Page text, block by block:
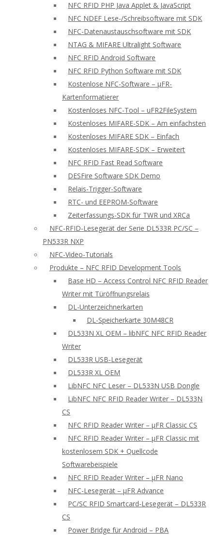
NFC RFID PHP Java Applet & JavaScript
NFC NDEF Lese-/Schreibsoftware mit SDK
NFC-Datenaustauschsoftware mit SDK
NTAG & MIFARE Ultralight Software
NFC RFID Android Software
NFC RFID Python Software mit SDK
Kostenlose NFC-Software – μFR-
Kartenformatierer
Kostenloses NFC-Tool – uFR2FileSystem
Kostenloses MIFARE-SDK – Am einfachsten
Kostenloses MIFARE SDK – Einfach
Kostenloses MIFARE-SDK – Erweitert
NFC RFID Fast Read Software
DESFire Software SDK Demo
Relais-Trigger-Software
RTC- und EEPROM-Software
Zeiterfassungs-SDK für TWR und XRCa
NFC-RFID-Lesegerät der Serie DL533R PC/SC –
PN533R NXP
NFC-Video-Tutorials
Produkte – NFC RFID Development Tools
Base HD – Access Control NFC RFID Reader
Writer mit Türöffnungsrelais
DL-Unterzeichnerkarten
DL-Speicherkarte 30M48CR
DL533N XL OEM – libNFC NFC RFID Reader
Writer
DL533R USB-Lesegerät
DL533R XL OEM
LibNFC NFC Leser – DL533N USB Dongle
LibNFC NFC RFID Reader Writer – DL533N
CS
NFC RFID Reader Writer – μFR Classic CS
NFC RFID Reader Writer – μFR Classic mit
kostenlosem SDK + Quellcode
Softwarebeispiele
NFC RFID Reader Writer – μFR Nano
NFC-Lesegerät – μFR Advance
PC/SC RFID Smartcard-Lesegerät – DL533R
CS
Power Bridge für Android – PBA